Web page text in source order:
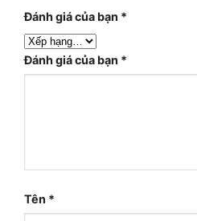
Đánh giá của bạn *
Đánh giá của bạn *
Tên *